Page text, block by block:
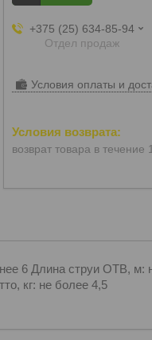
+375 (25) 634-85-94
Отдел продаж
Условия оплаты и
возврат товара в течение
6 Длина струи ОТВ, м:
кг: не более 4,5